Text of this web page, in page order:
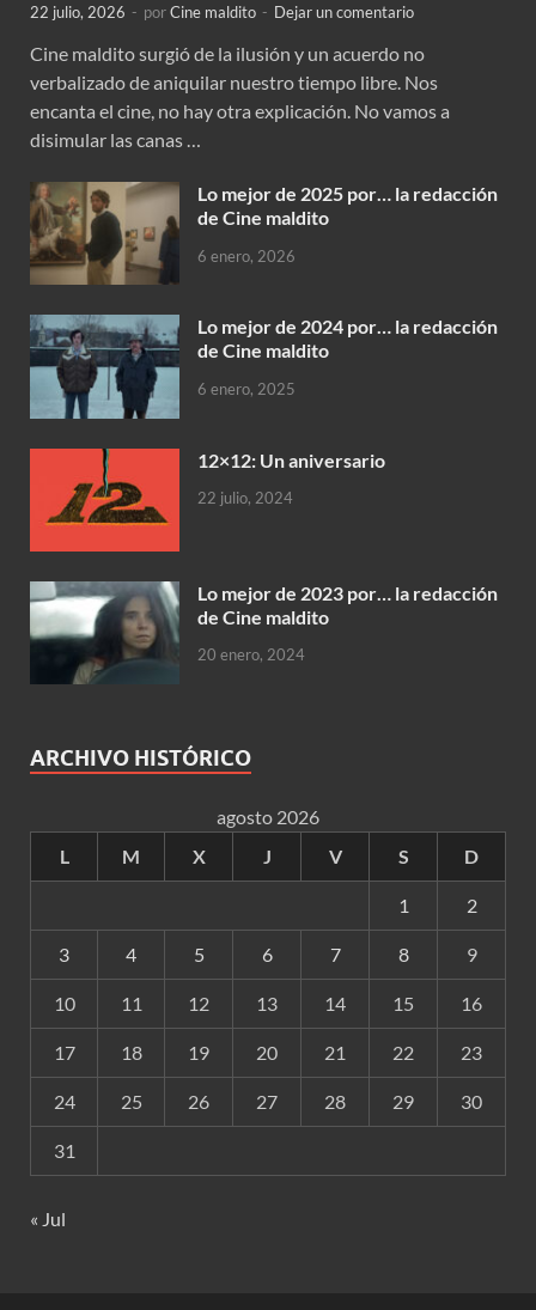
22 julio, 2026 - porCine maldito - Dejar un comentario
Cine maldito surgió de la ilusión y un acuerdo no
verbalizado de aniquilar nuestro tiempo libre. Nos
encanta el cine, no hay otra explicación. No vamos a
disimular las canas …
Lo mejor de 2025 por… la redacción
de Cine maldito
6 enero, 2026
Lo mejor de 2024 por… la redacción
de Cine maldito
6 enero, 2025
12×12: Un aniversario
22 julio, 2024
Lo mejor de 2023 por… la redacción
de Cine maldito
20 enero, 2024
ARCHIVO HISTÓRICO
agosto 2026
L
M X J V S D
1 2
3 4 5 6 7 8 9
10 11 12 13 14 15 16
17 18 19 20 21 22 23
24 25 26 27 28 29 30
31
« Jul